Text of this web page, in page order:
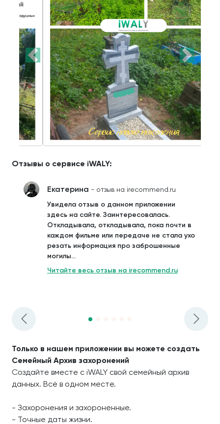
Отзывы о сервисе iWALY:
Екатерина - отзыв на irecommend.ru
Увидела отзыв о данном приложении
здесь на сайте. Заинтересовалась.
Откладывала, откладывала, пока почти в
каждом фильме или передаче не стала ухо
резать информация про заброшенные
могилы...
Читайте весь отзыв на irecommend.ru
Только в нашем приложении вы можете создать
Семейный Архив захоронений
Создайте вместе с iWALY свой семейный архив
данных. Всё в одном месте.
- Захоронения и захороненные.
- Точные даты жизни.